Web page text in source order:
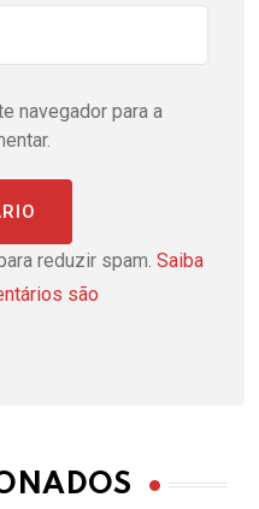
navegador para a
reduzir spam. Saiba
são